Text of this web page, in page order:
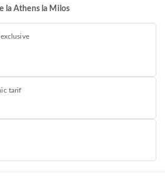
la Athens la Milos
tarif